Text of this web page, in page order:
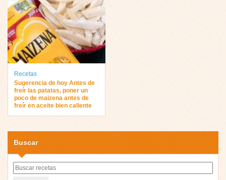
Recetas
Sugerencia de hoy Antes de
freír las patatas, poner un
poco de maizena antes de
freír en aceite bien caliente
Buscar